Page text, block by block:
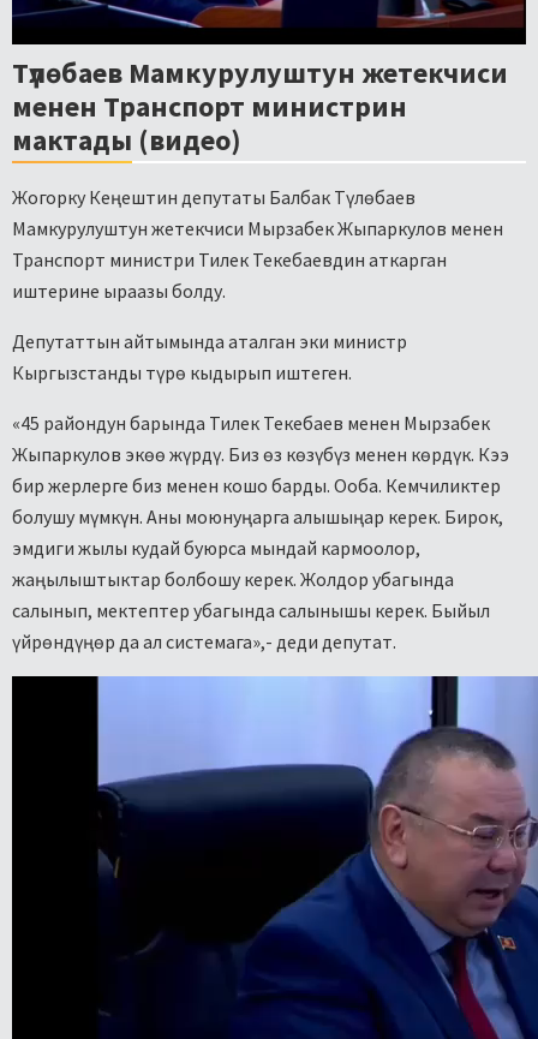
Түлөбаев Мамкурулуштун жетекчиси
менен Транспорт министрин
мактады (видео)
Жогорку Кеңештин депутаты Балбак Түлөбаев
Мамкурулуштун жетекчиси Мырзабек Жыпаркулов менен
Транспорт министри Тилек Текебаевдин аткарган
иштерине ыраазы болду.
Депутаттын айтымында аталган эки министр
Кыргызстанды түрө кыдырып иштеген.
«45 райондун барында Тилек Текебаев менен Мырзабек
Жыпаркулов экөө жүрдү. Биз өз көзүбүз менен көрдүк. Кээ
бир жерлерге биз менен кошо барды. Ооба. Кемчиликтер
болушу мүмкүн. Аны моюнуңарга алышыңар керек. Бирок,
эмдиги жылы кудай буюрса мындай кармоолор,
жаңылыштыктар болбошу керек. Жолдор убагында
салынып, мектептер убагында салынышы керек. Быйыл
үйрөндүңөр да ал системага»,- деди депутат.